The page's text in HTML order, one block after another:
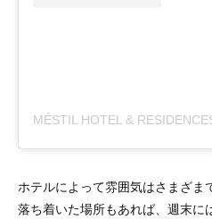
ホテルによって雰囲気はさまざま
落ち着いた場所もあれば、週末に